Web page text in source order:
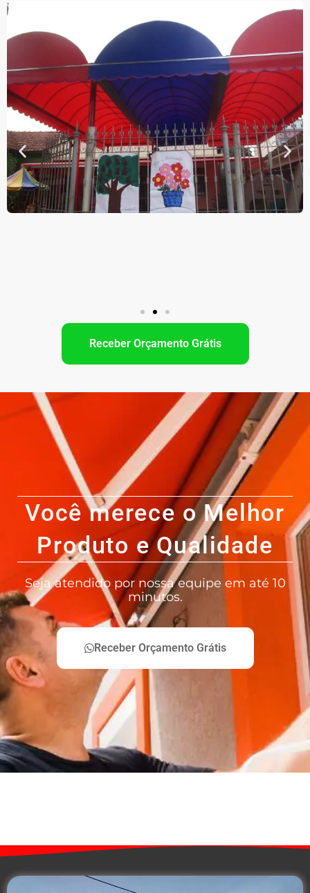
Receber Orçamento Grátis
Você merece o Melhor
Produto e Qualidade
Seja atendido por nossa equipe em até 10
minutos.
Receber Orçamento Grátis